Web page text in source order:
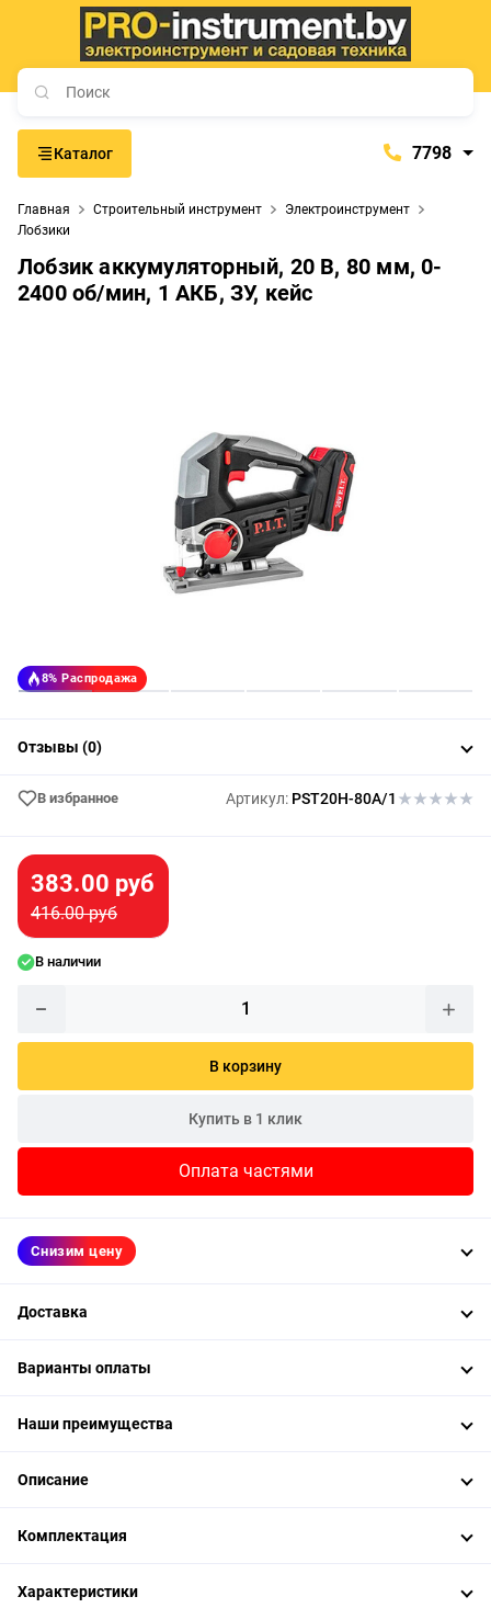
Каталог 7798
+375 (29) 765-57-74
proinstrument-minsk@mail.ru
Главная Строительный инструмент
Электроинструмент
Лобзики
Лобзик аккумуляторный, 20 В, 80 мм, 0-
2400 об/мин, 1 АКБ, ЗУ, кейс
8% Распродажа
Отзывы (0)
В избранное Артикул: PST20H-80A/1
383.00 руб
416.00 руб
В наличии
В корзину
Купить в 1 клик
Оплата частями
Снизим цену
Доставка
Варианты оплаты
Наши преимущества
Описание
Комплектация
Характеристики